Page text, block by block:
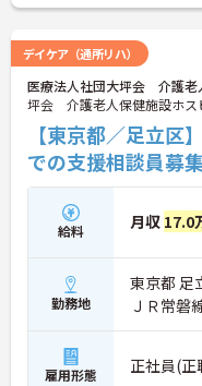
デイケア（通所リハ）
医療法人社団大坪会 介護老
坪会 介護老人保健施設ホス
【東京都／足立区
での支援相談員募
給料 月収 17.0
勤務地
東京都 足
ＪＲ常磐
雇用形態 正社員(正